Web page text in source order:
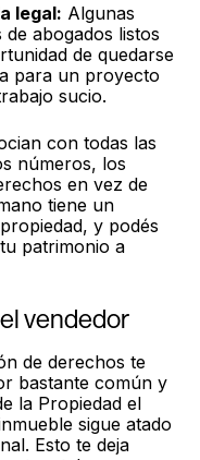
legal: Algunas
abogados listos
de quedarse
para un proyecto
sucio.
con todas las
números, los
en vez de
tiene un
y podés
patrimonio a
vendedor
de derechos te
bastante común y
la Propiedad el
sigue atado
Esto te deja